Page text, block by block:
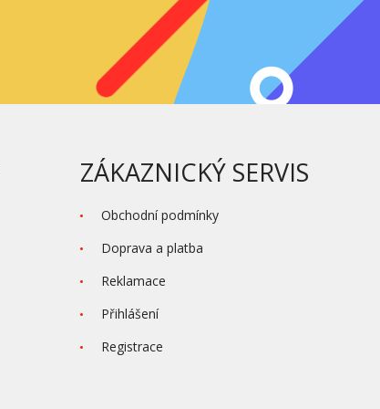
ZÁKAZNICKÝ SERVIS
Obchodní podmínky
Doprava a platba
Reklamace
Přihlášení
Registrace